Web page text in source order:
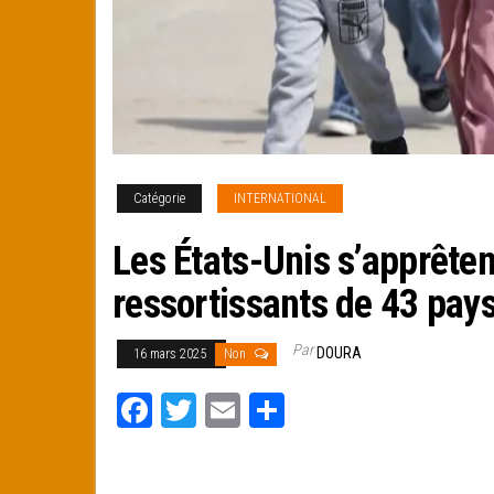
Catégorie INTERNATIONAL
Les États-Unis
ressortissants de 43
16 mars 2025 Non ParDOURA
Fa T
E